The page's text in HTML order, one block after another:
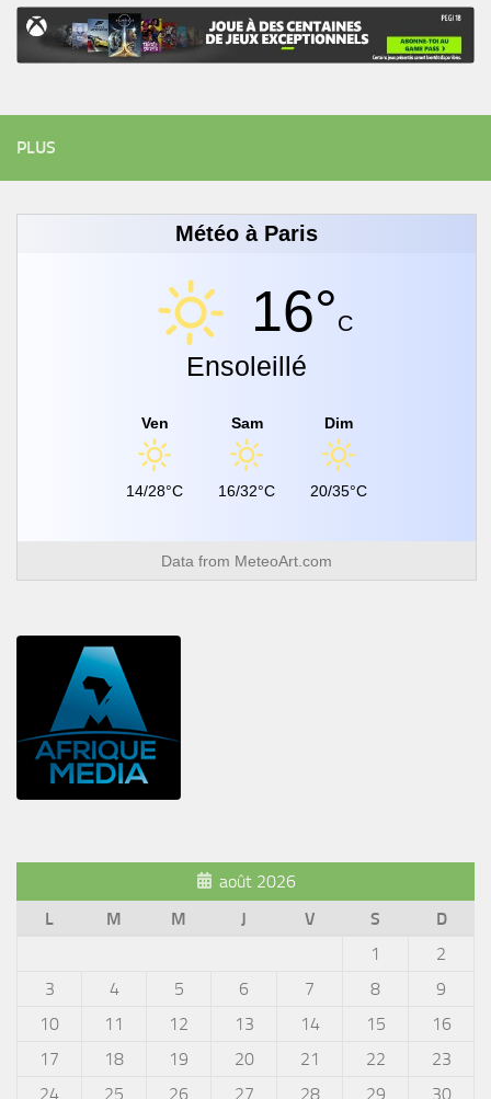
PLUS
Météo à Paris
16°C
Ensoleillé
Ven
14/28°C
Sam
16/32°C
Dim
20/35°C
Data from MeteoArt.com
août 2026
L
M M J V S
D
1
2
3
4 5 6 7 8
9
10
11 12 13 14 15
16
17
18 19 20 21 22
23
24
25 26 27 28 29 30